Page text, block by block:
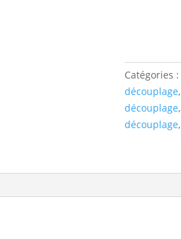
Catégories :
découplage,
découplage,
découplage,